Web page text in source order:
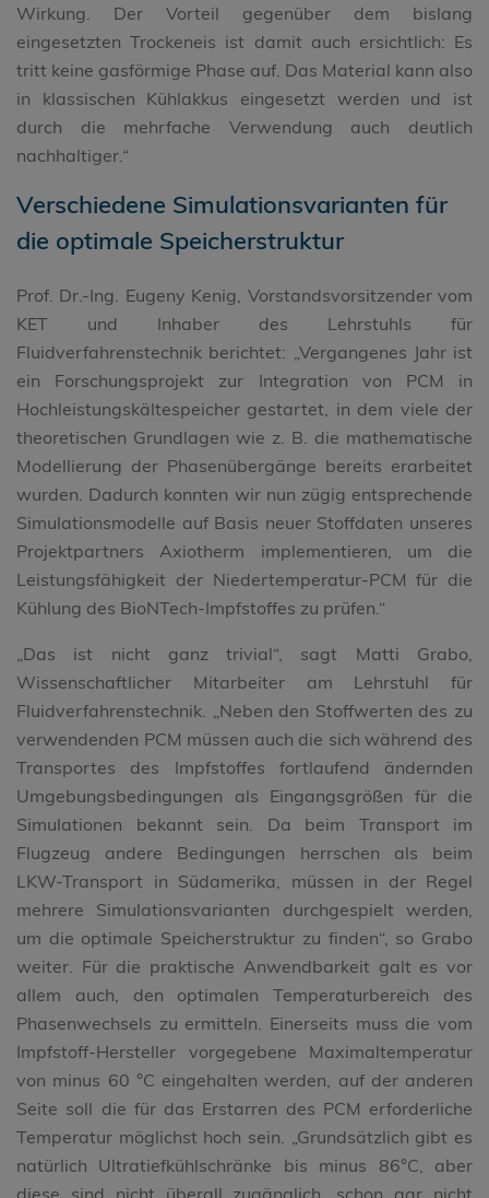
Wirkung. Der Vorteil gegenüber dem bislang
eingesetzten Trockeneis ist damit auch ersichtlich: Es
tritt keine gasförmige Phase auf. Das Material kann also
in klassischen Kühlakkus eingesetzt werden und ist
durch die mehrfache Verwendung auch deutlich
nachhaltiger.“
Verschiedene Simulationsvarianten für
die optimale Speicherstruktur
Prof. Dr.-Ing. Eugeny Kenig, Vorstandsvorsitzender vom
KET und Inhaber des Lehrstuhls für
Fluidverfahrenstechnik berichtet: „Vergangenes Jahr ist
ein Forschungsprojekt zur Integration von PCM in
Hochleistungskältespeicher gestartet, in dem viele der
theoretischen Grundlagen wie z. B. die mathematische
Modellierung der Phasenübergänge bereits erarbeitet
wurden. Dadurch konnten wir nun zügig entsprechende
Simulationsmodelle auf Basis neuer Stoffdaten unseres
Projektpartners Axiotherm implementieren, um die
Leistungsfähigkeit der Niedertemperatur-PCM für die
Kühlung des BioNTech-Impfstoffes zu prüfen.“
„Das ist nicht ganz trivial“, sagt Matti Grabo,
Wissenschaftlicher Mitarbeiter am Lehrstuhl für
Fluidverfahrenstechnik. „Neben den Stoffwerten des zu
verwendenden PCM müssen auch die sich während des
Transportes des Impfstoffes fortlaufend ändernden
Umgebungsbedingungen als Eingangsgrößen für die
Simulationen bekannt sein. Da beim Transport im
Flugzeug andere Bedingungen herrschen als beim
LKW-Transport in Südamerika, müssen in der Regel
mehrere Simulationsvarianten durchgespielt werden,
um die optimale Speicherstruktur zu finden“, so Grabo
weiter. Für die praktische Anwendbarkeit galt es vor
allem auch, den optimalen Temperaturbereich des
Phasenwechsels zu ermitteln. Einerseits muss die vom
Impfstoff-Hersteller vorgegebene Maximaltemperatur
von minus 60 °C eingehalten werden, auf der anderen
Seite soll die für das Erstarren des PCM erforderliche
Temperatur möglichst hoch sein. „Grundsätzlich gibt es
natürlich Ultratiefkühlschränke bis minus 86°C, aber
diese sind nicht überall zugänglich, schon gar nicht